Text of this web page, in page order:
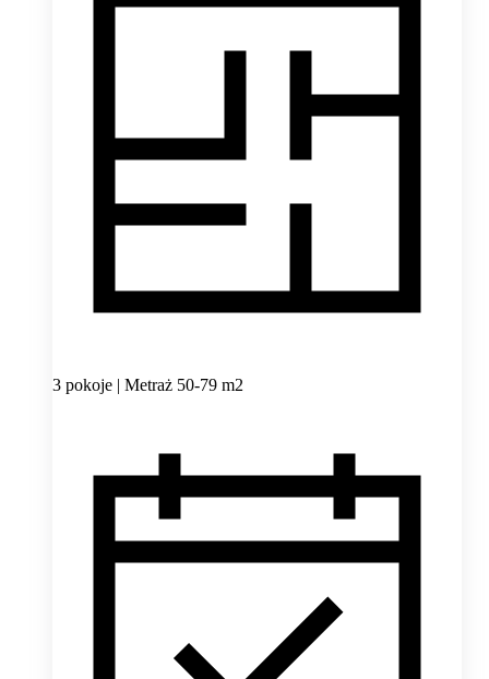
3 pokoje | Metraż 50-79 m2